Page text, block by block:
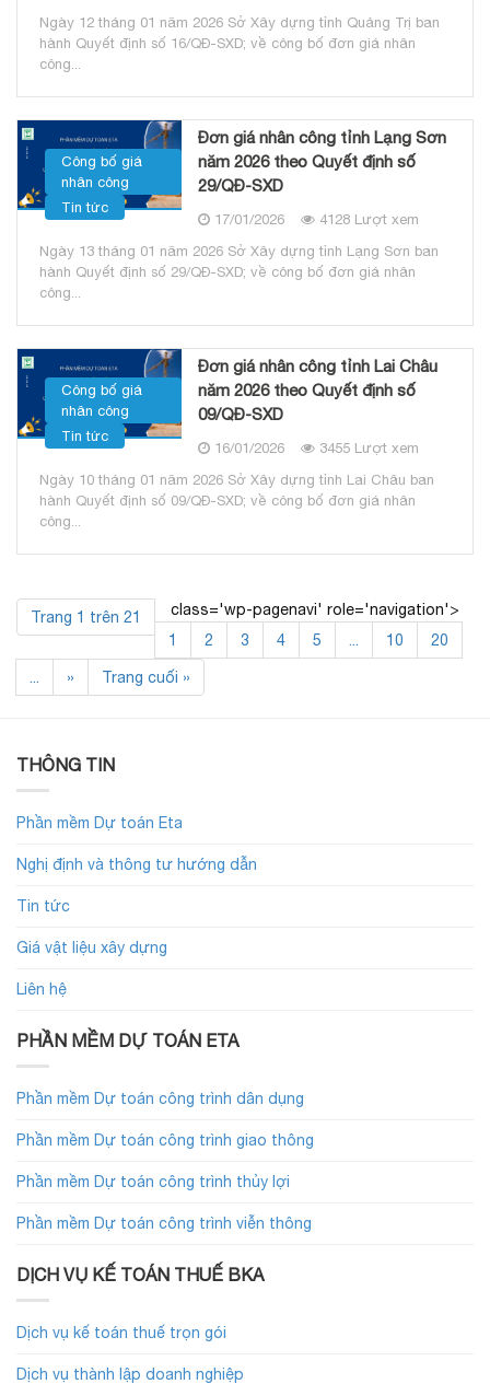
Ngày 12 tháng 01 năm 2026 Sở Xây dựng tỉnh Quảng Trị ban
hành Quyết định số 16/QĐ-SXD; về công bố đơn giá nhân
công...
Công bố giá
nhân công
Tin tức
Đơn giá nhân công tỉnh Lạng Sơn
năm 2026 theo Quyết định số
29/QĐ-SXD
17/01/2026
4128 Lượt xem
Ngày 13 tháng 01 năm 2026 Sở Xây dựng tỉnh Lạng Sơn ban
hành Quyết định số 29/QĐ-SXD; về công bố đơn giá nhân
công...
Công bố giá
nhân công
Tin tức
Đơn giá nhân công tỉnh Lai Châu
năm 2026 theo Quyết định số
09/QĐ-SXD
16/01/2026
3455 Lượt xem
Ngày 10 tháng 01 năm 2026 Sở Xây dựng tỉnh Lai Châu ban
hành Quyết định số 09/QĐ-SXD; về công bố đơn giá nhân
công...
class='wp-pagenavi' role='navigation'>
Trang 1 trên 21
1
2 3 4 5 ... 10 20
... » Trang cuối »
THÔNG TIN
Phần mềm Dự toán Eta
Nghị định và thông tư hướng dẫn
Tin tức
Giá vật liệu xây dựng
Liên hệ
PHẦN MỀM DỰ TOÁN ETA
Phần mềm Dự toán công trình dân dụng
Phần mềm Dự toán công trình giao thông
Phần mềm Dự toán công trình thủy lợi
Phần mềm Dự toán công trình viễn thông
DỊCH VỤ KẾ TOÁN THUẾ BKA
Dịch vụ kế toán thuế trọn gói
Dịch vụ thành lập doanh nghiệp